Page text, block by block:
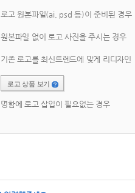
로고 원본파일(ai, psd 등)이 준비된 경우
원본파일 없이 로고 사진을 주시는 경우
기존 로고를 최신트렌드에 맞게 리디자인
요청
로고 상품 보기
명함에 로고 삽입이 필요없는 경우